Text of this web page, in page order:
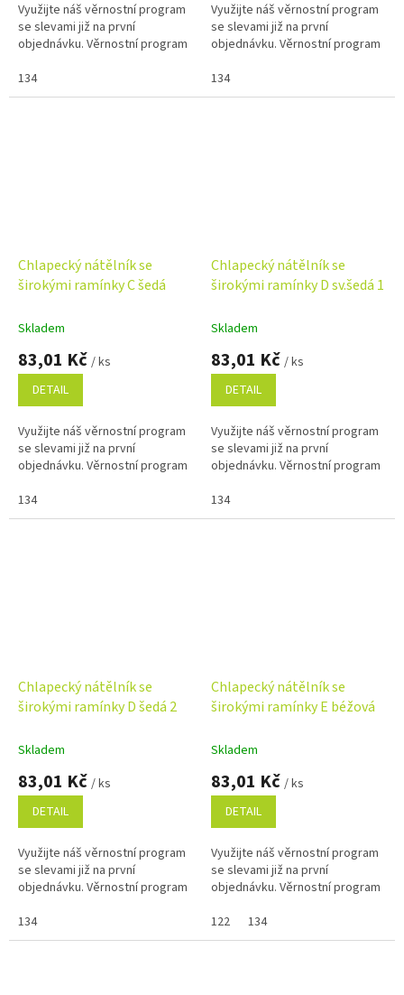
Využijte náš věrnostní program
se slevami již na první
objednávku. Věrnostní program
134
Využijte náš věrnostní program
se slevami již na první
objednávku. Věrnostní program
134
Chlapecký nátělník se
širokými ramínky C šedá
Skladem
83,01 Kč / ks
DETAIL
Využijte náš věrnostní program
se slevami již na první
objednávku. Věrnostní program
134
Chlapecký nátělník se
širokými ramínky D sv.šedá 1
Skladem
83,01 Kč / ks
DETAIL
Využijte náš věrnostní program
se slevami již na první
objednávku. Věrnostní program
134
Chlapecký nátělník se
širokými ramínky D šedá 2
Skladem
83,01 Kč / ks
DETAIL
Využijte náš věrnostní program
se slevami již na první
objednávku. Věrnostní program
134
Chlapecký nátělník se
širokými ramínky E béžová
Skladem
83,01 Kč / ks
DETAIL
Využijte náš věrnostní program
se slevami již na první
objednávku. Věrnostní program
122
134